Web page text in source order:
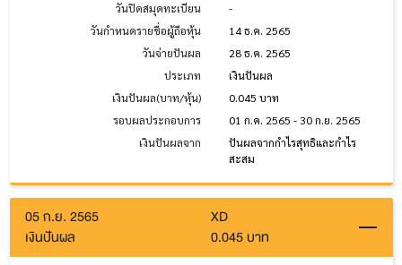
วันปิดสมุดทะเบียน
-
วันกำหนดรายชื่อผู้ถือหุ้น
14 ธ.ค. 2565
วันจ่ายปันผล
28 ธ.ค. 2565
ประเภท
เงินปันผล
เงินปันผล(บาท/หุ้น)
0.045 บาท
รอบผลประกอบการ
01 ก.ค. 2565 - 30 ก.ย. 2565
เงินปันผลจาก
ปันผลจากกำไรสุทธิและกำไร
สะสม
05 ก.ย. 2565
XD
เงินปันผล
0.045 บาท